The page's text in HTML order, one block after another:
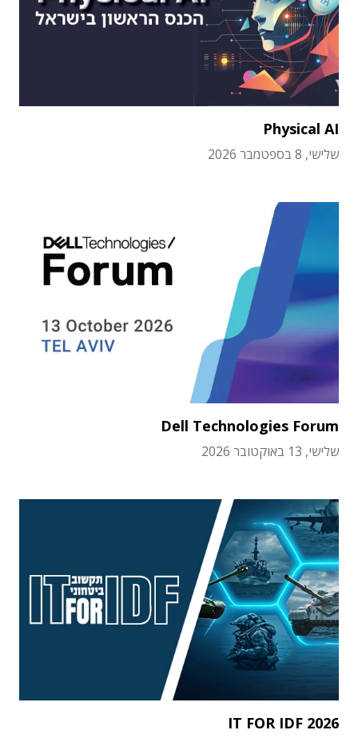
Physical AI
שלישי, 8 בספטמבר 2026
Dell Technologies Forum
שלישי, 13 באוקטובר 2026
IT FOR IDF 2026